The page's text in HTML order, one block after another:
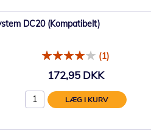
DC20 (Kompatibelt)
(1)
172,95 DKK
LÆG I KURV